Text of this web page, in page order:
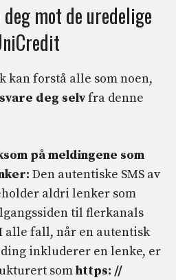
mot de uredelige
kan forstå alle som noen,
deg selvfra denne
på meldingene som
Den autentiske SMS av
aldri lenker som
til flerkanals
alle fall, når en autentisk
inkluderer en lenke, er
somhttps: //